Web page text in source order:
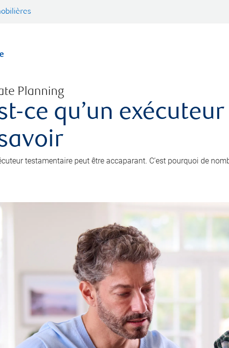
Planning
ce qu’un
testamentaire peut être accaparant. C’est pourquoi de